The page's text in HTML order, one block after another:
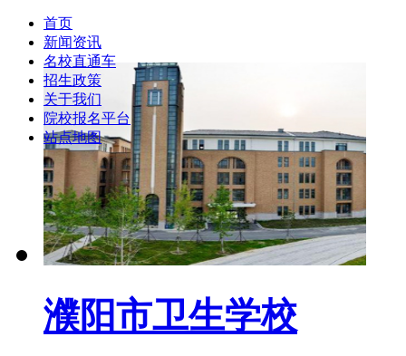
首页
新闻资讯
名校直通车
招生政策
关于我们
院校报名平台
站点地图
濮阳市卫生学校